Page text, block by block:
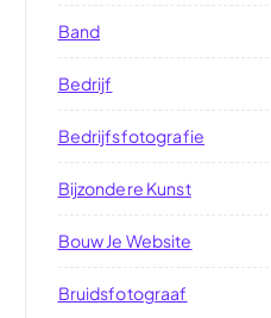
Band
Bedrijf
Bedrijfsfotografie
Bijzondere Kunst
Bouw Je Website
Bruidsfotograaf